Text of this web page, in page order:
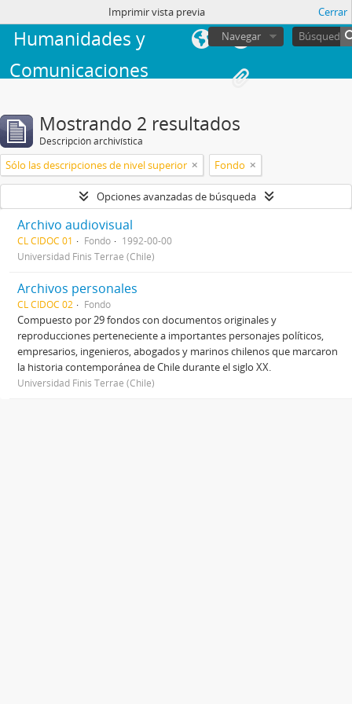
Facultad de
Humanidades y
Comunicaciones
sesión
Navegar
Imprimir vista previa Cerrar
Mostrando 2 resultados
Descripción archivística
Sólo las descripciones de nivel superior Fondo
Opciones avanzadas de búsqueda
Archivo audiovisual
CL CIDOC 01 Fondo
1992-00-00
Universidad Finis Terrae (Chile)
Archivos personales
CL CIDOC 02 Fondo
Compuesto por 29 fondos con documentos originales y
reproducciones perteneciente a importantes personajes políticos,
empresarios, ingenieros, abogados y marinos chilenos que marcaron
la historia contemporánea de Chile durante el siglo XX.
Universidad Finis Terrae (Chile)